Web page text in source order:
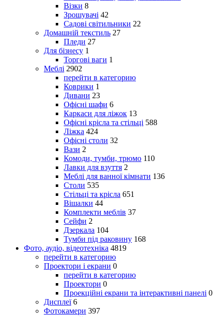
Візки 8
Зрошувачі 42
Садові світильники 22
Домашній текстиль 27
Пледи 27
Для бізнесу 1
Торгові ваги 1
Меблі 2902
перейти в категорию
Коврики 1
Дивани 23
Офісні шафи 6
Каркаси для ліжок 13
Офісні крісла та стільці 588
Ліжка 424
Офісні столи 32
Вази 2
Комоди, тумби, трюмо 110
Лавки для взуття 2
Меблі для ванної кімнати 136
Столи 535
Стільці та крісла 651
Вішалки 44
Комплекти меблів 37
Сейфи 2
Дзеркала 104
Тумби під раковину 168
Фото, аудіо, відеотехніка 4819
перейти в категорию
Проектори і екрани 0
перейти в категорию
Проектори 0
Проекційні екрани та інтерактивні панелі 0
Дисплеї 6
Фотокамери 397